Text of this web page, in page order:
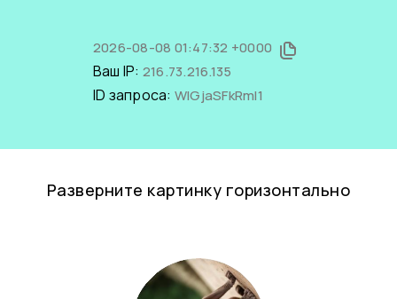
2026-08-08 01:47:32 +0000
Ваш IP: 216.73.216.135
ID запроса: WlGjaSFkRmI1
Разверните картинку горизонтально